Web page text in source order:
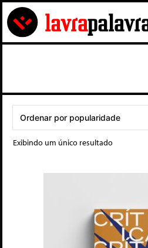
Exibindo um único resultado